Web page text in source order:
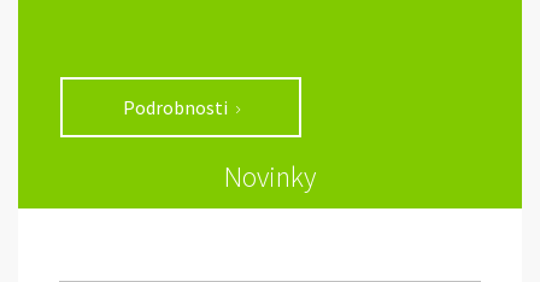
Podrobnosti
Novinky